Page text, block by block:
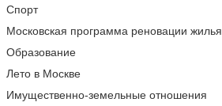
Спорт
Московская программа реновации жилья
Образование
Лето в Москве
Имущественно-земельные отношения